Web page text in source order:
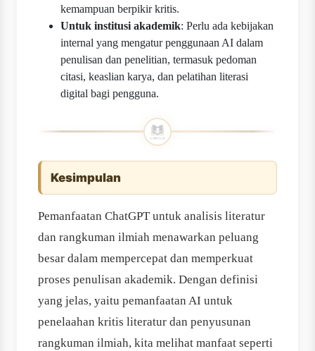
kemampuan berpikir kritis.
Untuk institusi akademik: Perlu ada kebijakan
internal yang mengatur penggunaan AI dalam
penulisan dan penelitian, termasuk pedoman
citasi, keaslian karya, dan pelatihan literasi
digital bagi pengguna.
Kesimpulan
Pemanfaatan ChatGPT untuk analisis literatur
dan rangkuman ilmiah menawarkan peluang
besar dalam mempercepat dan memperkuat
proses penulisan akademik. Dengan definisi
yang jelas, yaitu pemanfaatan AI untuk
penelaahan kritis literatur dan penyusunan
rangkuman ilmiah, kita melihat manfaat seperti